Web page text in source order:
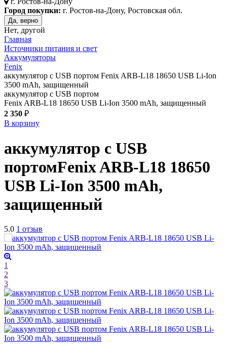
Город покупки: г. Ростов-на-Дону, Ростовская обл.
Да, верно
Нет, другой
Главная
Источники питания и свет
Аккумуляторы
Fenix
аккумулятор с USB портом Fenix ARB-L18 18650 USB Li-Ion
3500 mAh, защищенный
аккумулятор с USB портом
Fenix ARB-L18 18650 USB Li-Ion 3500 mAh, защищенный
2 350 ₽
В корзину
аккумулятор с USB
портомFenix ARB-L18 18650
USB Li-Ion 3500 mAh,
защищенный
5.0 1 отзыв
1
2
3